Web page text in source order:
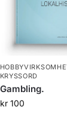
KRYSSORD
Gambling.
kr100